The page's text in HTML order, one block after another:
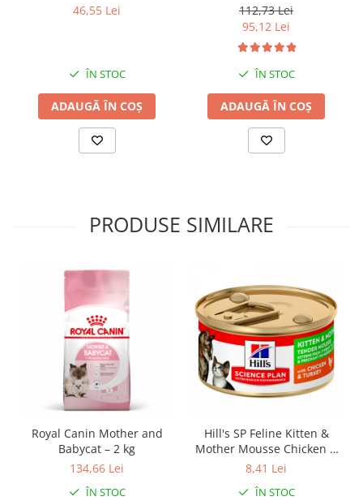
46,55 Lei
ÎN STOC
ADAUGĂ ÎN COȘ
112,73 Lei
95,12 Lei
ÎN STOC
ADAUGĂ ÎN COȘ
PRODUSE SIMILARE
Royal Canin Mother and
Babycat – 2 kg
134,66 Lei
ÎN STOC
Hill's SP Feline Kitten &
Mother Mousse Chicken &
Turkey - 85 g
8,41 Lei
ÎN STOC